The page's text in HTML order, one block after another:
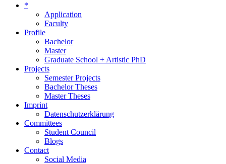
*
Application
Faculty
Profile
Bachelor
Master
Graduate School + Artistic PhD
Projects
Semester Projects
Bachelor Theses
Master Theses
Imprint
Datenschutzerklärung
Committees
Student Council
Blogs
Contact
Social Media